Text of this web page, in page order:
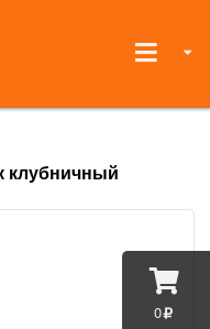
0
клубничный